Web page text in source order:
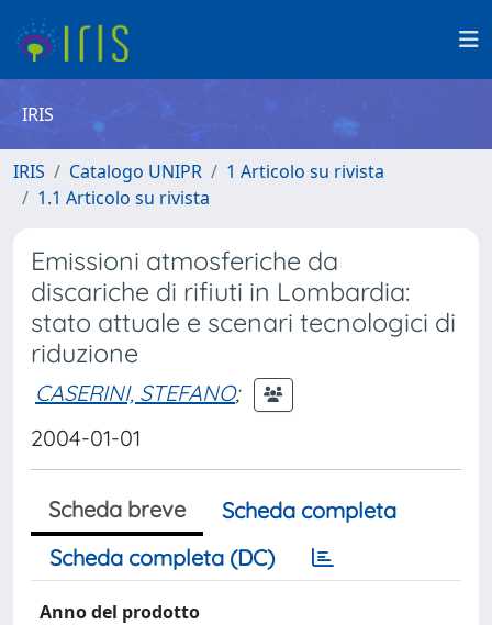
IRIS
IRIS Catalogo UNIPR
1 Articolo su rivista
1.1 Articolo su rivista
Emissioni atmosferiche da
discariche di rifiuti in Lombardia:
stato attuale e scenari tecnologici di
riduzione
CASERINI, STEFANO;
2004-01-01
Scheda breve
Scheda completa
Scheda completa (DC)
Anno del prodotto